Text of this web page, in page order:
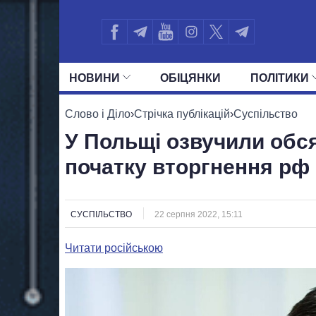
НОВИНИ ОБIЦЯНКИ ПОЛIТИКИ
УСІ ПОЛІТИКИ ПРЕЗИДЕНТ І ОФІС
Слово і Діло›Стрічка публікацій›Суспільство
У Польщі озвучили
початку вторгнення рф
СУСПІЛЬСТВО 22 серпня 2022, 15:11
Читати російською